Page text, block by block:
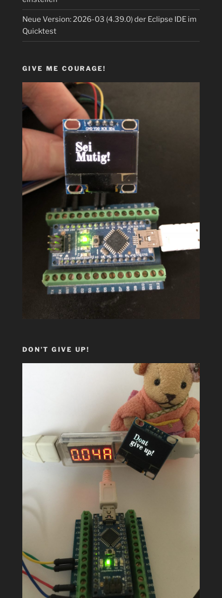
Neue Version: 2026-03 (4.39.0) der Eclipse IDE im
Quicktest
GIVE ME COURAGE!
DON’T GIVE UP!